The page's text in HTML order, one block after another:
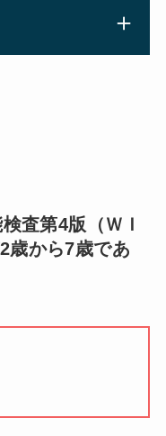
査第4版（ＷＩ
歳から7歳であ